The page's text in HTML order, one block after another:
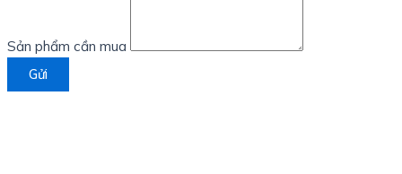
Sản phẩm cần mua
Gửi